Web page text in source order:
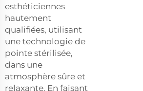
esthéticiennes
hautement
qualifiées, utilisant
une technologie de
pointe stérilisée,
dans une
atmosphère sûre et
relaxante. En faisant